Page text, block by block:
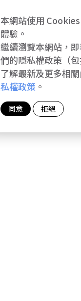
本網站使用
體驗。
繼續瀏覽本網站，
們的隱私權政策（
了解最新及更多相
私權政策 。
同意 拒絕